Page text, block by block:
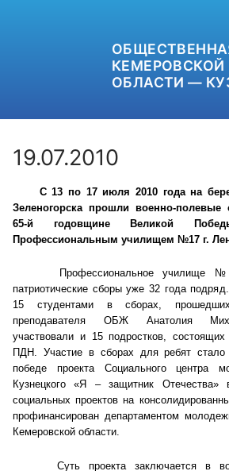
КЕМЕРОВСКОЙ
ОБЛАСТИ —
+7 (3842) 58-82-40
OPKO42@BK.RU
ОБРАТНАЯ СВЯЗЬ
Главная
Общественные советы
Общественные советы при
19.07.2010
С 13 по 17 июля 2010 года на
Зеленогорска прошли военно-
65-й годовщине Великой
Профессиональным училищем №17 г.
Профессиональное училище №17
патриотические сборы уже 32 года
15 студентами в сборах,
преподавателя ОБЖ Анатолия
участвовали и 15 подростков,
ПДН. Участие в сборах для ребят стало
победе проекта Социального центра
Кузнецкого «Я – защитник Отечества»
социальных проектов на
профинансирован департаментом
Кемеровской области.
Суть проекта заключается в